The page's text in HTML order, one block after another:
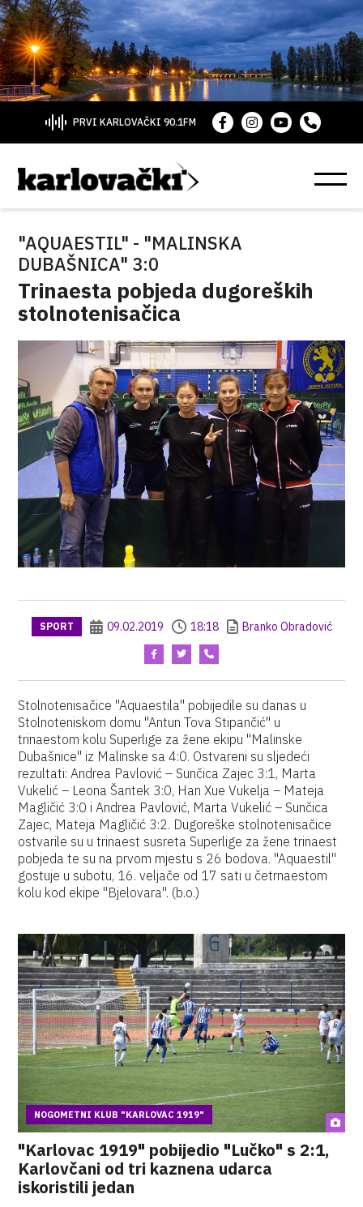
PRVI KARLOVAČKI 90.1FM
"AQUAESTIL" - "MALINSKA
DUBAŠNICA" 3:0
Trinaesta pobjeda dugoreških
stolnotenisačica
SPORT 09.02.2019 18:18 Branko Obradović
Stolnotenisačice "Aquaestila" pobijedile su danas u
Stolnoteniskom domu "Antun Tova Stipančić" u
trinaestom kolu Superlige za žene ekipu "Malinske
Dubašnice" iz Malinske sa 4:0. Ostvareni su sljedeći
rezultati: Andrea Pavlović – Sunčica Zajec 3:1, Marta
Vukelić – Leona Šantek 3:0, Han Xue Vukelja – Mateja
Magličić 3:0 i Andrea Pavlović, Marta Vukelić – Sunčica
Zajec, Mateja Magličić 3:2. Dugoreške stolnotenisačice
ostvarile su u trinaest susreta Superlige za žene trinaest
pobjeda te su na prvom mjestu s 26 bodova. "Aquaestil"
gostuje u subotu, 16. veljače od 17 sati u četrnaestom
kolu kod ekipe "Bjelovara". (b.o.)
NOGOMETNI KLUB "KARLOVAC 1919"
"Karlovac 1919" pobijedio "Lučko" s 2:1,
Karlovčani od tri kaznena udarca
iskoristili jedan